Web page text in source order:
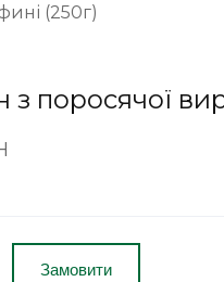
(250г)
з поросячої
Замовити